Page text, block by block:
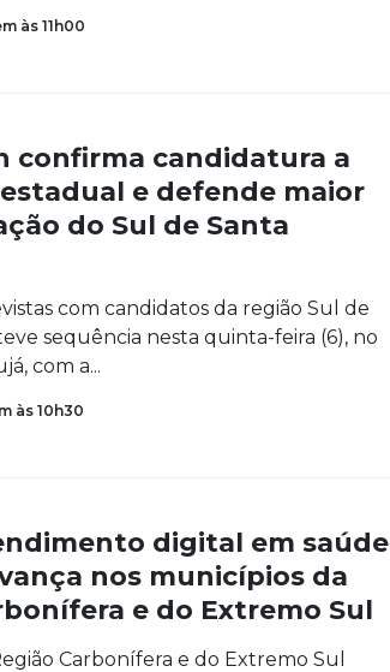
às 11h00
confirma candidatura a
e defende maior
do Sul de Santa
com candidatos da região Sul de
sequência nesta quinta-feira (6), no
com a...
às 10h30
digital em saúde
nos municípios da
e do Extremo Sul
Carbonífera e do Extremo Sul